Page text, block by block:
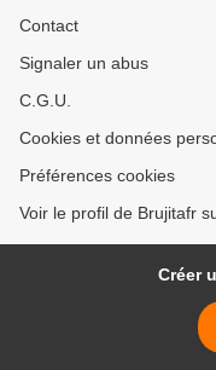
Contact
Signaler un abus
C.G.U.
Cookies et données
Préférences cookies
Voir le profil de Brujitafr
Créer